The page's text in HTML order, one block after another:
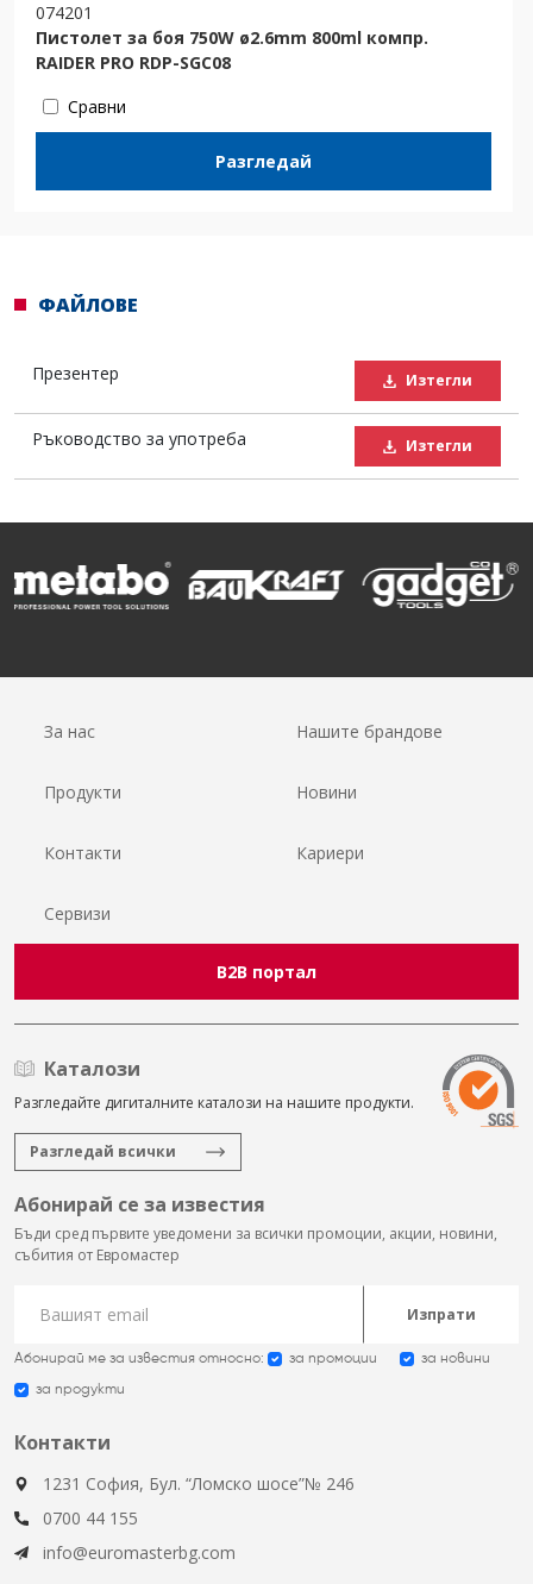
074201
Пистолет за боя 750W ø2.6mm 800ml компр.
RAIDER PRO RDP-SGC08
Сравни
Разгледай
ФАЙЛОВЕ
Презентер Изтегли
Ръководство за употреба Изтегли
За нас Нашите брандове
Продукти Новини
Контакти Кариери
Сервизи
B2B портал
Каталози
Разгледайте дигиталните каталози на нашите продукти.
Разгледай всички
Абонирай се за известия
Бъди сред първите уведомени за всички промоции, акции, новини,
събития от Евромастер
Изпрати
Абонирай ме за известия относно: за промоции за новини
за продукти
Контакти
1231 София, Бул. “Ломско шосе”№ 246
0700 44 155
info@euromasterbg.com